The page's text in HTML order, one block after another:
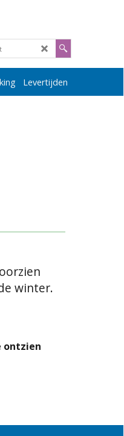
Levertijden
winter.
ontzien